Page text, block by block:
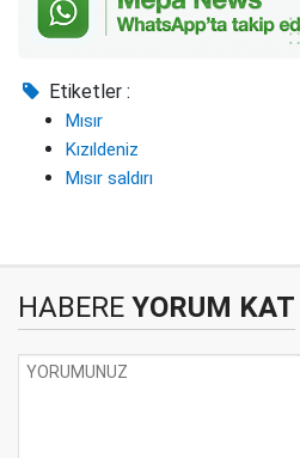
Etiketler :
Mısır
Kızıldeniz
Mısır saldırı
HABERE YORUM KAT